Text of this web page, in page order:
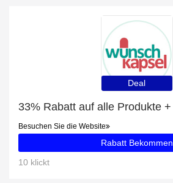
Deal
Besuchen Sie die Website
Rabatt Bekommen
10 klickt